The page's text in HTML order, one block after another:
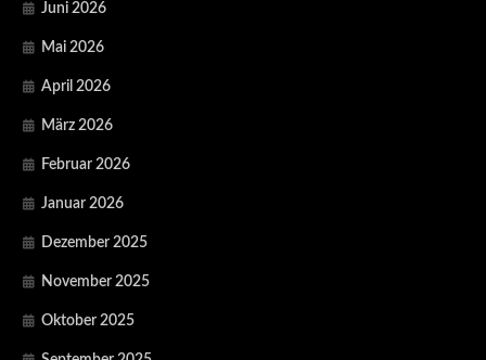
Juni 2026
Mai 2026
April 2026
März 2026
Februar 2026
Januar 2026
Dezember 2025
November 2025
Oktober 2025